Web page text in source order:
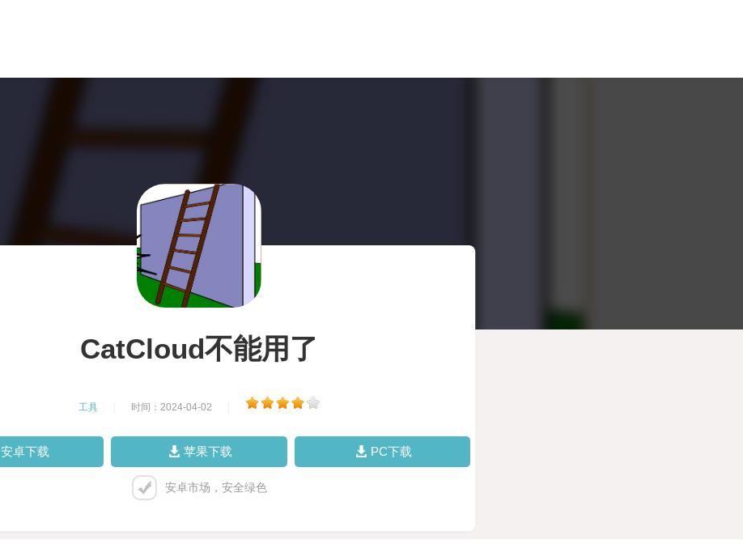
CatCloud不能用了
工具 时间：2024-04-02
安卓下载 苹果下载 PC下载
安卓市场，安全绿色